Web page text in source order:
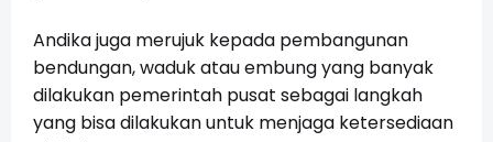
Andika juga merujuk kepada pembangunan
bendungan, waduk atau embung yang banyak
dilakukan pemerintah pusat sebagai langkah
yang bisa dilakukan untuk menjaga ketersediaan